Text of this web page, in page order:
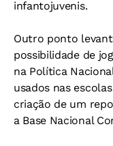
infantojuvenis.
Outro ponto
possibilidade de
na Política
usados nas
criação de um
a Base Nacional